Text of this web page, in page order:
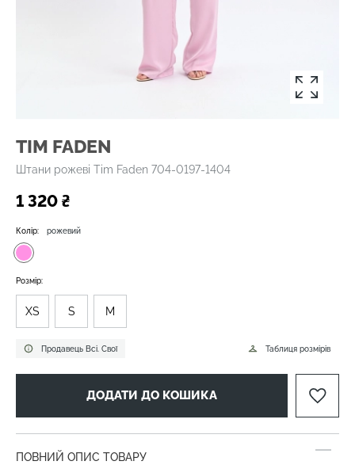
TIM FADEN
Штани рожеві Tim Faden 704-0197-1404
1 320 ₴
Продавець Всі. Свої
Колір: рожевий
Таблиця розмірів
Розмір:
XS S M
ДОДАТИ ДО КОШИКА
ПОВНИЙ ОПИС ТОВАРУ